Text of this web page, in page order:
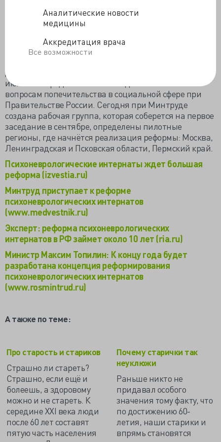
Аналитические новости
медицины
Аккредитация врача
Все возможности
систему поддержки и адаптации «выпускников» ПНИ
с дифференцированным подходом в зависимости от
Все эти проблемы должно решить изменение
действуют интернаты. Проект «дорожной карты» в
июне был представлен на заседании Совета по
вопросам попечительства в социальной сфере при
Правительстве России. Сегодня при Минтруде
создана рабочая группа, которая соберется на первое
заседание в сентябре, определены пилотные
регионы, где начнётся реализация реформы: Москва,
Ленинградская и Псковская области, Пермский край.
Психоневрологические интернаты ждет большая
реформа (izvestia.ru)
Минтруд приступает к реформе
психоневрологических интернатов
(www.medvestnik.ru)
Эксперт: реформа психоневрологических
интернатов в РФ займет около 10 лет (ria.ru)
Министр Максим Топилин: К концу года будет
разработана концепция реформирования
психоневрологических интернатов
(www.rosmintrud.ru)
А также по теме:
Про старость и стариков
Страшно ли стареть?
Страшно, если ещё и
болеешь, а здоровому
можно и не стареть. К
середине ХХI века люди
после 60 лет составят
пятую часть населения
Почему старички так
неуклюжи
Раньше никто не
придавал особого
значения тому факту, что
по достижению 60-
летия, наши старики и
впрямь становятся